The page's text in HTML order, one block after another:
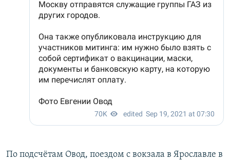
По подсчётам Овод, поездом с вокзала в Ярославле в